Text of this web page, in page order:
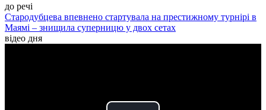
до речі
Стародубцева впевнено стартувала на престижному турнірі в
Маямі – знищила суперницю у двох сетах
відео дня